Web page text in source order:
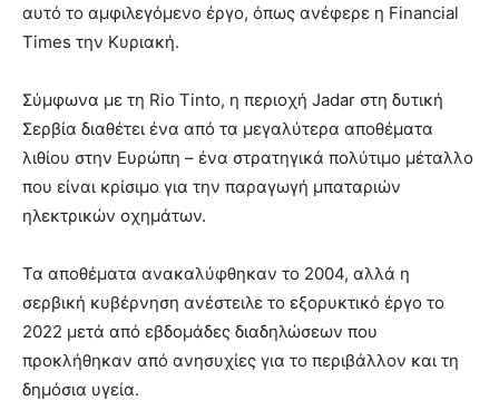
αυτό το αμφιλεγόμενο έργο, όπως ανέφερε η Financial
Times την Κυριακή.
Σύμφωνα με τη Rio Tinto, η περιοχή Jadar στη δυτική
Σερβία διαθέτει ένα από τα μεγαλύτερα αποθέματα
λιθίου στην Ευρώπη – ένα στρατηγικά πολύτιμο μέταλλο
που είναι κρίσιμο για την παραγωγή μπαταριών
ηλεκτρικών οχημάτων.
Τα αποθέματα ανακαλύφθηκαν το 2004, αλλά η
σερβική κυβέρνηση ανέστειλε το εξορυκτικό έργο το
2022 μετά από εβδομάδες διαδηλώσεων που
προκλήθηκαν από ανησυχίες για το περιβάλλον και τη
δημόσια υγεία.